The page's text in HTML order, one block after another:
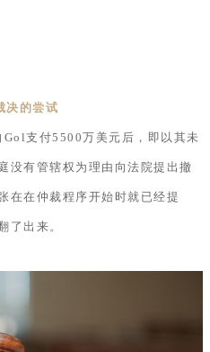
决的尝试
支付5500万美元后，即以其未
没有管辖权为理由向法院提出撤
在在仲裁程序开始时就已经提
了出来。